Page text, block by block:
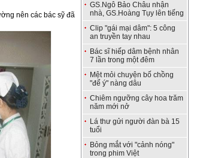
nên các bác sỹ đã
GS.Ngô Bảo Châu nhận
nhà, GS.Hoàng Tụy lên tiếng
Clip "gái mại dâm": 5 công
an truyền tay nhau
Bác sĩ hiếp dâm bệnh nhân
7 lần trong một đêm
Mệt mỏi chuyện bố chồng
"để ý" nàng dâu
Chiêm ngưỡng cây hoa trăm
năm mới nở
Lá thư gửi người đàn bà 15
tuổi
Bỏng mắt với "cảnh nóng"
trong phim Việt